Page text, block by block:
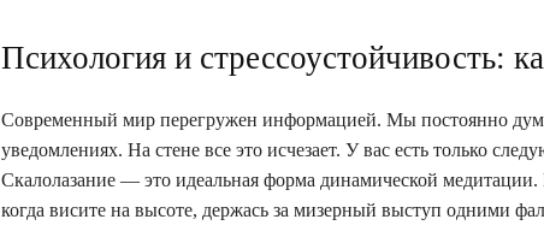
Психология и стрессоустойчивость:
Современный мир перегружен информацией. Мы постоянно
уведомлениях. На стене все это исчезает. У вас есть только
Скалолазание — это идеальная форма динамической
когда висите на высоте, держась за мизерный выступ одними